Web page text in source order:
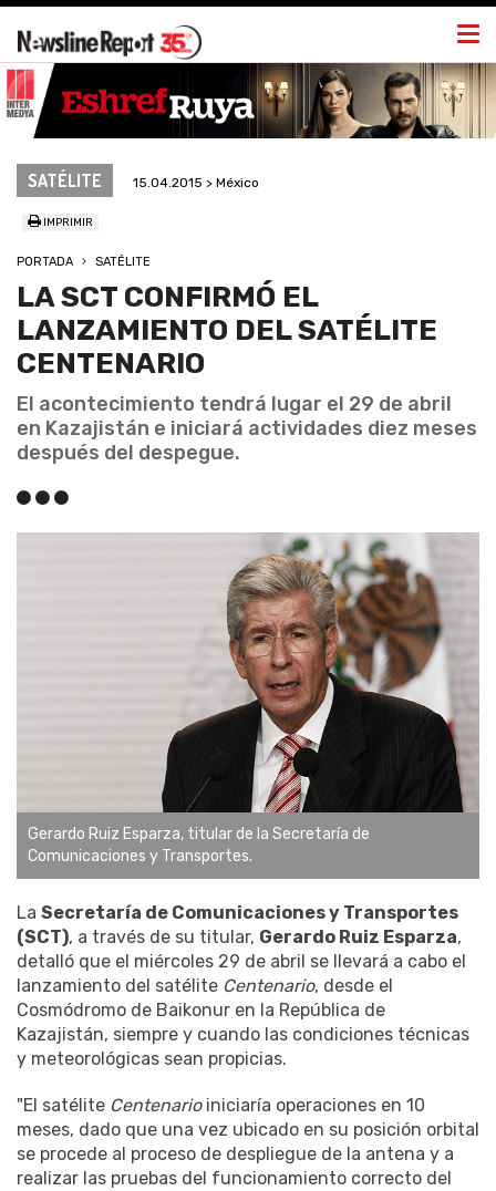
SATÉLITE 15.04.2015 > México
IMPRIMIR
PORTADA SATÉLITE
LA SCT CONFIRMÓ EL
LANZAMIENTO DEL SATÉLITE
CENTENARIO
El acontecimiento tendrá lugar el 29 de abril
en Kazajistán e iniciará actividades diez meses
después del despegue.
Gerardo Ruiz Esparza, titular de la Secretaría de
Comunicaciones y Transportes.
La Secretaría de Comunicaciones y Transportes
(SCT), a través de su titular, Gerardo Ruiz Esparza,
detalló que el miércoles 29 de abril se llevará a cabo el
lanzamiento del satélite Centenario, desde el
Cosmódromo de Baikonur en la República de
Kazajistán, siempre y cuando las condiciones técnicas
y meteorológicas sean propicias.
"El satélite Centenarioiniciaría operaciones en 10
meses, dado que una vez ubicado en su posición orbital
se procede al proceso de despliegue de la antena y a
realizar las pruebas del funcionamiento correcto del